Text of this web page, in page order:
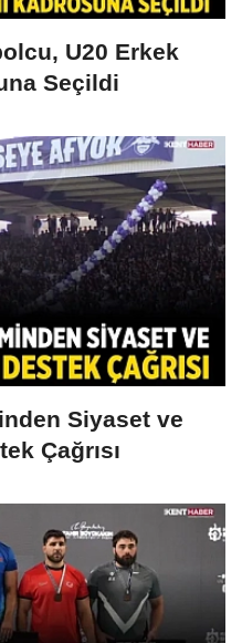
U20 Erkek
Seçildi
Siyaset ve
Çağrısı